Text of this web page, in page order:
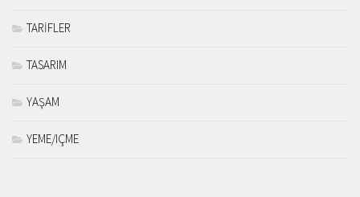
TARİFLER
TASARIM
YAŞAM
YEME/IÇME